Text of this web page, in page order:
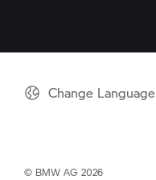
Change Language
© BMW AG 2026